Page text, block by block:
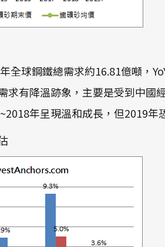
全球鋼鐵總需求約16.81億噸，
求有降溫跡象，主要是受到中
年呈現溫和成長，但2019